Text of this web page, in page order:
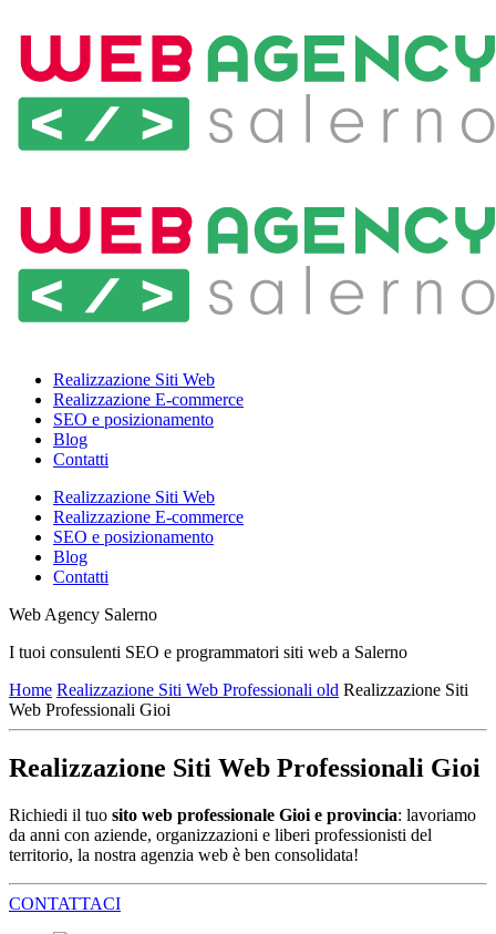
Realizzazione Siti Web
Realizzazione E-commerce
SEO e posizionamento
Blog
Contatti
Realizzazione Siti Web
Realizzazione E-commerce
SEO e posizionamento
Blog
Contatti
Web Agency Salerno
I tuoi consulenti SEO e programmatori siti web a Salerno
Home Realizzazione Siti Web Professionali old Realizzazione Siti
Web Professionali Gioi
Realizzazione Siti Web Professionali Gioi
Richiedi il tuo sito web professionale Gioi e provincia: lavoriamo
da anni con aziende, organizzazioni e liberi professionisti del
territorio, la nostra agenzia web è ben consolidata!
CONTATTACI